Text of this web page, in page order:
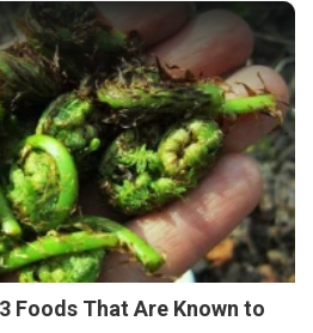
Foods That Are Known to